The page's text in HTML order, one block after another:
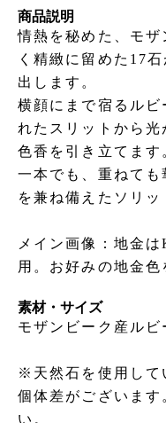
商品説明
情熱を秘めた、モ
く精緻に留めた17
出します。
横顔にまで宿るルビ
れたスリットから
色香を引き立てます
一本でも、重ねて
を兼ね備えたソリッ
メイン画像：地金
用。お好みの地金色
素材・サイズ
モザンビーク産ルビ
※天然石を使用して
個体差がございます
い。